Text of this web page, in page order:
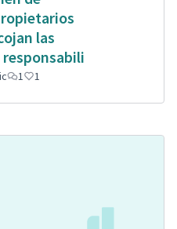
las
responsabili
1 1